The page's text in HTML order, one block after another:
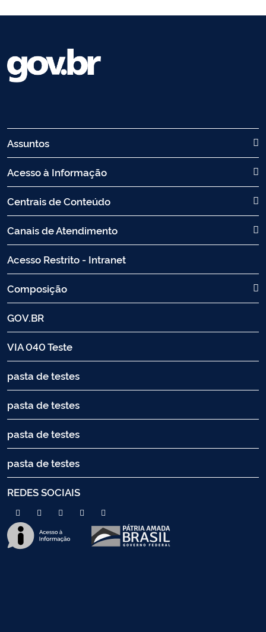
Assuntos
Acesso à Informação
Centrais de Conteúdo
Canais de Atendimento
Acesso Restrito - Intranet
Composição
GOV.BR
VIA 040 Teste
pasta de testes
pasta de testes
pasta de testes
pasta de testes
REDES SOCIAIS